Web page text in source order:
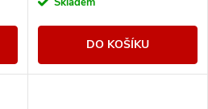
DO KOŠÍKU